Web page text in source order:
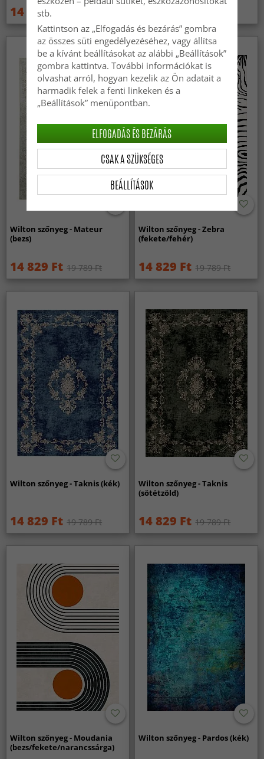
14 829 Ft
Wilton szőnyeg - Mateur
(bezs)
14 829 Ft 19 789 Ft
Wilton szőnyeg - Zebra
(fekete/fehér)
14 829 Ft 19 789 Ft
Wilton szőnyeg - Taknis (kék)
14 829 Ft 19 789 Ft
Wilton szőnyeg - Taknis
(sötétzöld)
14 829 Ft 19 789 Ft
Wilton szőnyeg - Moudania
(bezs/fekete/narancssárga)
Wilton szőnyeg - Pardos (kék)
stb.
Kattintson az „Elfogadás és bezárás” gombra
az összes süti engedélyezéséhez, vagy állítsa
be a kívánt beállításokat az alábbi „Beállítások”
gombra kattintva. További információkat is
olvashat arról, hogyan kezelik az Ön adatait a
harmadik felek a fenti linkeken és a
„Beállítások” menüpontban.
BEÁLLÍTÁSOK
CSAK A SZÜKSÉGES
ELFOGADÁS ÉS BEZÁRÁS